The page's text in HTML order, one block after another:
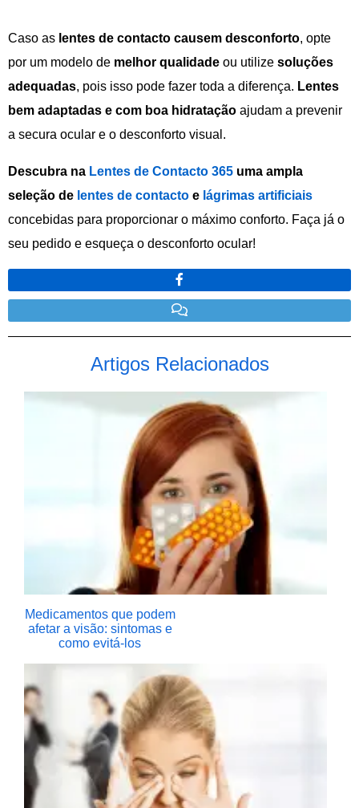
Caso as lentes de contacto causem desconforto, opte
por um modelo de melhor qualidade ou utilize soluções
adequadas, pois isso pode fazer toda a diferença. Lentes
bem adaptadas e com boa hidratação ajudam a prevenir
a secura ocular e o desconforto visual.
Descubra na Lentes de Contacto 365 uma ampla
seleção de lentes de contacto e lágrimas artificiais
concebidas para proporcionar o máximo conforto. Faça já o
seu pedido e esqueça o desconforto ocular!
Artigos Relacionados
Medicamentos que podem
afetar a visão: sintomas e
como evitá-los